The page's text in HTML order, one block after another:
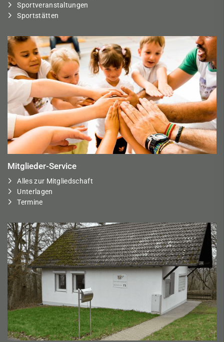
Sportveranstaltungen
Sportstätten
Mitglieder-Service
Alles zur Mitgliedschaft
Unterlagen
Termine